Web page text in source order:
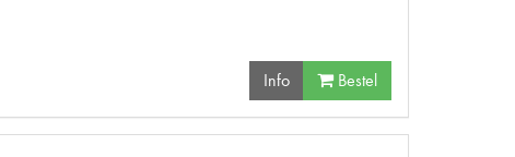
Info
Bestel